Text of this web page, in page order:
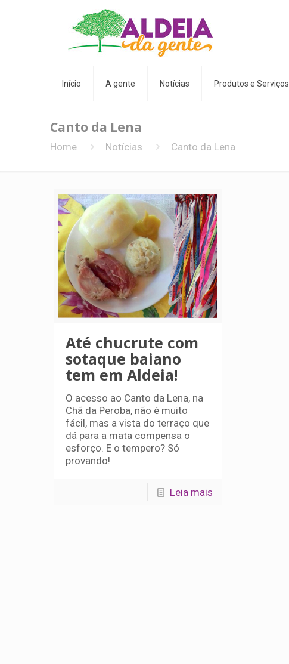
Início A gente Notícias Produtos e Serviços
Canto da Lena
Home Notícias Canto da Lena
Até chucrute com
sotaque baiano
tem em Aldeia!
O acesso ao Canto da Lena, na
Chã da Peroba, não é muito
fácil, mas a vista do terraço que
dá para a mata compensa o
esforço. E o tempero? Só
provando!
Leia mais